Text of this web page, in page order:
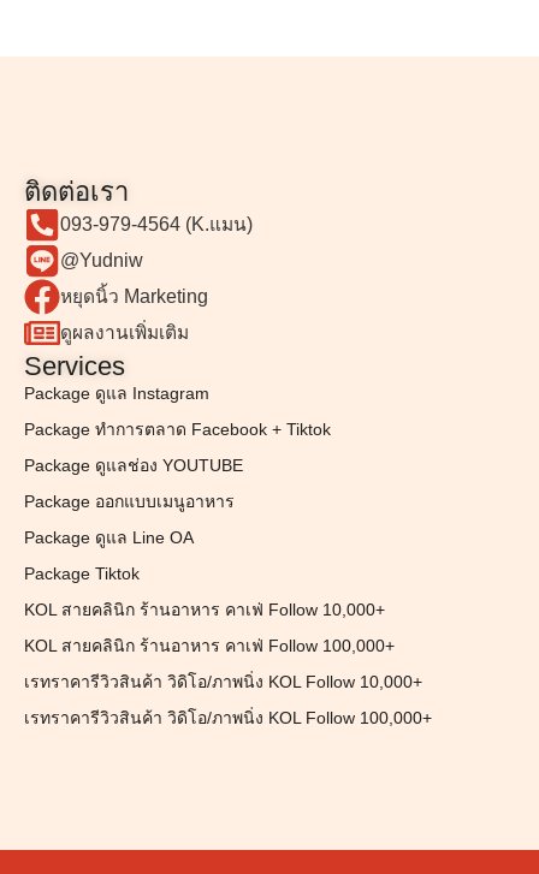
ติดต่อเรา
093-979-4564 (K.แมน)
@Yudniw
หยุดนิ้ว Marketing
ดูผลงานเพิ่มเติม
Services
Package ดูแล Instagram
Package ทำการตลาด Facebook + Tiktok
Package ดูแลช่อง YOUTUBE
Package ออกแบบเมนูอาหาร
Package ดูแล Line OA
Package Tiktok
KOL สายคลินิก ร้านอาหาร คาเฟ่ Follow 10,000+
KOL สายคลินิก ร้านอาหาร คาเฟ่ Follow 100,000+
เรทราคารีวิวสินค้า วิดิโอ/ภาพนิ่ง KOL Follow 10,000+
เรทราคารีวิวสินค้า วิดิโอ/ภาพนิ่ง KOL Follow 100,000+